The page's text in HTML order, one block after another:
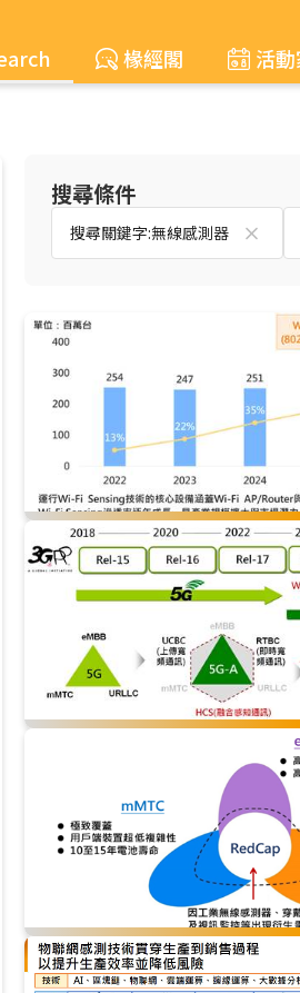
椽經閣 活
搜尋條件
搜尋關鍵字:無線感測器